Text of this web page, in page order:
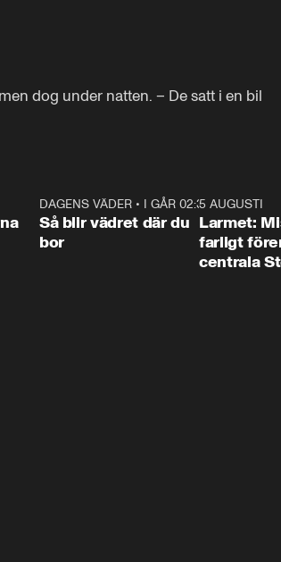
dog under natten. – De satt i en bil
1:06
DAGENS VÄDER• I GÅR 02:30
Så blir vädret där du
bor
5 AUGUSTI
Larmet:
farligt
centrala